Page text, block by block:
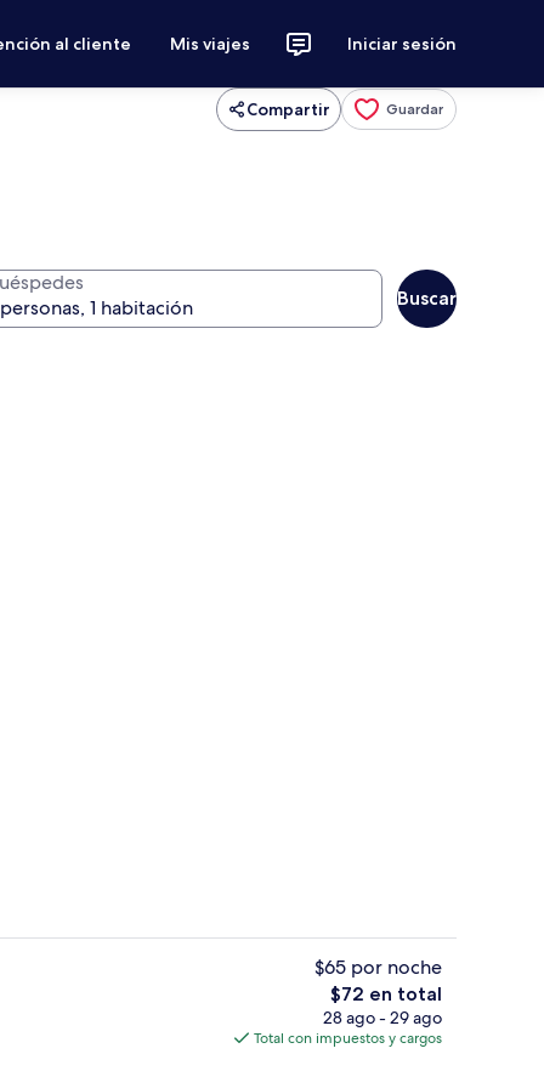
al cliente Mis viajes Iniciar sesión
Compartir Guardar
Buscar
Vista desde la propiedad
$65 por noche
El
precio
total
$72 en total
28 ago - 29 ago
Total con impuestos y cargos